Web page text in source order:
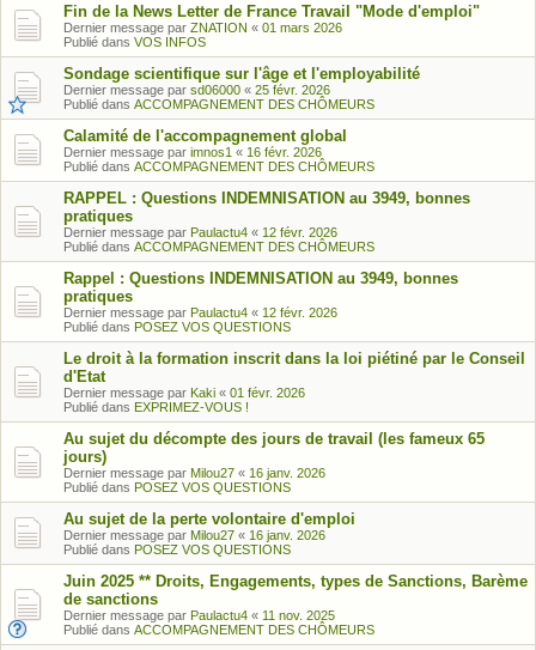
Fin de la News Letter de France Travail "Mode d'emploi"
Dernier message par ZNATION « 01 mars 2026
Publié dans VOS INFOS
Sondage scientifique sur l'âge et l'employabilité
Dernier message par sd06000 « 25 févr. 2026
Publié dans ACCOMPAGNEMENT DES CHÔMEURS
Calamité de l'accompagnement global
Dernier message par imnos1 « 16 févr. 2026
Publié dans ACCOMPAGNEMENT DES CHÔMEURS
RAPPEL : Questions INDEMNISATION au 3949, bonnes
pratiques
Dernier message par Paulactu4 « 12 févr. 2026
Publié dans ACCOMPAGNEMENT DES CHÔMEURS
Rappel : Questions INDEMNISATION au 3949, bonnes
pratiques
Dernier message par Paulactu4 « 12 févr. 2026
Publié dans POSEZ VOS QUESTIONS
Le droit à la formation inscrit dans la loi piétiné par le Conseil
d'Etat
Dernier message par Kaki « 01 févr. 2026
Publié dans EXPRIMEZ-VOUS !
Au sujet du décompte des jours de travail (les fameux 65
jours)
Dernier message par Milou27 « 16 janv. 2026
Publié dans POSEZ VOS QUESTIONS
Au sujet de la perte volontaire d'emploi
Dernier message par Milou27 « 16 janv. 2026
Publié dans POSEZ VOS QUESTIONS
Juin 2025 ** Droits, Engagements, types de Sanctions, Barème
de sanctions
Dernier message par Paulactu4 « 11 nov. 2025
Publié dans ACCOMPAGNEMENT DES CHÔMEURS